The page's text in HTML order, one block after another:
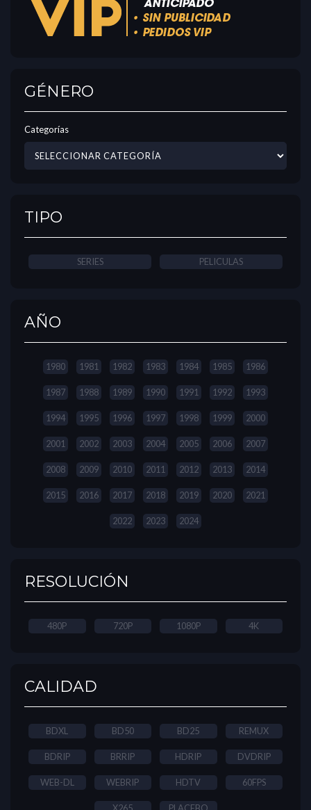
GÉNERO
Categorías
TIPO
SERIES PELICULAS
AÑO
1980 1981 1982 1983 1984 1985 1986
1987 1988 1989 1990 1991 1992 1993
1994 1995 1996 1997 1998 1999 2000
2001 2002 2003 2004 2005 2006 2007
2008 2009 2010 2011 2012 2013 2014
2015 2016 2017 2018 2019 2020 2021
2022 2023 2024
RESOLUCIÓN
480P 720P 1080P 4K
CALIDAD
BDXL BD50 BD25 REMUX
BDRIP BRRIP HDRIP DVDRIP
WEB-DL WEBRIP HDTV 60FPS